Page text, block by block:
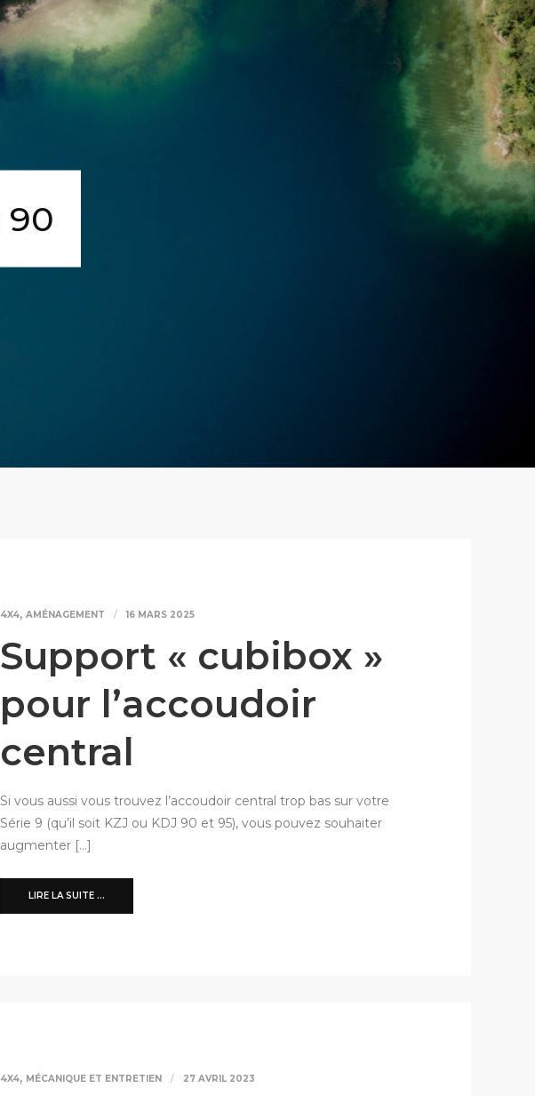
90
4X4, AMÉNAGEMENT 16 MARS 2025
Support « cubibox »
pour l’accoudoir
central
Si vous aussi vous trouvez l’accoudoir central trop bas sur votre
Série 9 (qu’il soit KZJ ou KDJ 90 et 95), vous pouvez souhaiter
augmenter […]
LIRE LA SUITE ...
4X4, MÉCANIQUE ET ENTRETIEN 27 AVRIL 2023